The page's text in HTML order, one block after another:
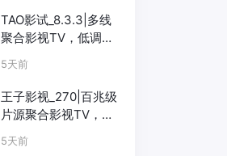
TAO影试_8.3.3|多线
聚合影视TV，低调务
实的追剧之选
5天前
王子影视_270|百兆级
片源聚合影视TV，海
量资源解码强
5天前